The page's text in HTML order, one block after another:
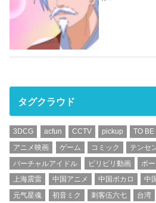
タグクラウド
3DCG acfun CCTV pickup TO
アニメ映画
ゲーム コミック テンセ
バーチャルアイドル
ビリビリ動画 ボ
上海震雷
中国アニメ 中国ボカロ 中
元气星魂
初音ミク 刺客伍六七 台湾